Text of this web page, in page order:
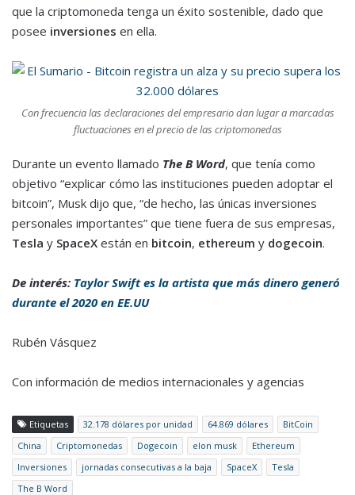
que la criptomoneda tenga un éxito sostenible, dado que
posee inversiones en ella.
Con frecuencia las declaraciones del empresario dan lugar a marcadas
fluctuaciones en el precio de las criptomonedas
Durante un evento llamado The B Word, que tenía como
objetivo “explicar cómo las instituciones pueden adoptar el
bitcoin”, Musk dijo que, “de hecho, las únicas inversiones
personales importantes” que tiene fuera de sus empresas,
Tesla y SpaceX están en bitcoin, ethereum y dogecoin.
De interés: Taylor Swift es la artista que más dinero generó
durante el 2020 en EE.UU
Rubén Vásquez
Con información de medios internacionales y agencias
Etiquetas 32.178 dólares por unidad 64.869 dólares
BitCoin
China
Criptomonedas Dogecoin elon musk
Ethereum
Inversiones
jornadas consecutivas a la baja SpaceX
Tesla
The B Word